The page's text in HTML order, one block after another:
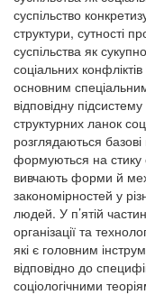
суспільство
структури, сутності
суспільства як
соціальних
основним
відповідну
структурних ланок
розглядаються базові
формуються на стику
вивчають форми й
закономірностей у
людей. У п’ятій
організації та
які є головним
відповідно до
соціологічними